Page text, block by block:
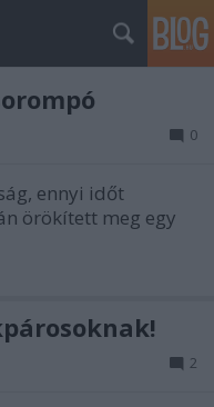
0
ennyi időt
örökített meg egy
2